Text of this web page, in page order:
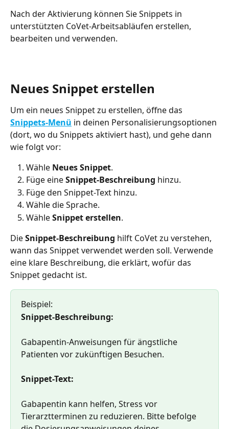
Nach der Aktivierung können Sie Snippets in
unterstützten CoVet-Arbeitsabläufen erstellen,
bearbeiten und verwenden.
Neues Snippet erstellen
Um ein neues Snippet zu erstellen, öffne das
Snippets-Menü in deinen Personalisierungsoptionen
(dort, wo du Snippets aktiviert hast), und gehe dann
wie folgt vor:
Wähle Neues Snippet.
Füge eine Snippet-Beschreibung hinzu.
Füge den Snippet-Text hinzu.
Wähle die Sprache.
Wähle Snippet erstellen.
Die Snippet-Beschreibung hilft CoVet zu verstehen,
wann das Snippet verwendet werden soll. Verwende
eine klare Beschreibung, die erklärt, wofür das
Snippet gedacht ist.
Beispiel:
Snippet-Beschreibung:
Gabapentin-Anweisungen für ängstliche
Patienten vor zukünftigen Besuchen.
Snippet-Text:
Gabapentin kann helfen, Stress vor
Tierarztterminen zu reduzieren. Bitte befolge